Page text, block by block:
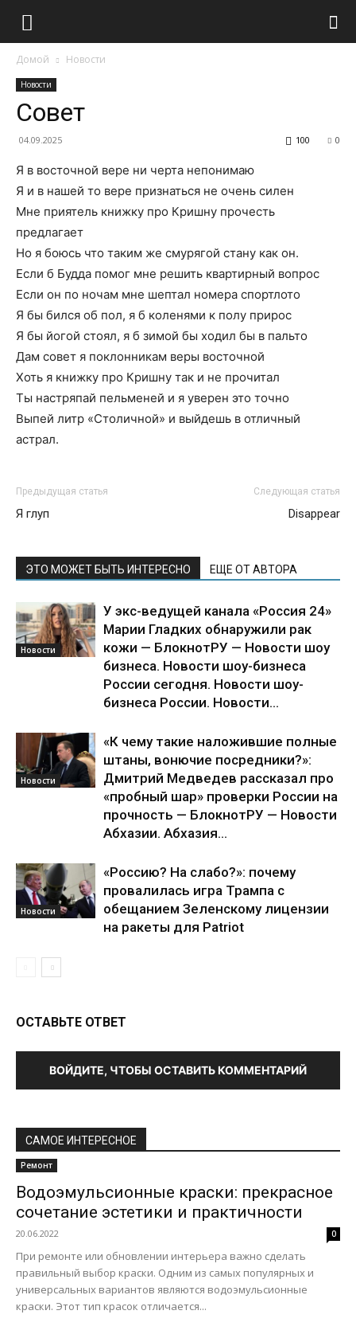
Домой Новости
Новости
Совет
04.09.2025 0
100
Я в восточной вере ни черта непонимаю
Я и в нашей то вере признаться не очень силен
Мне приятель книжку про Кришну прочесть
предлагает
Но я боюсь что таким же смурягой стану как он.
Если б Будда помог мне решить квартирный вопрос
Если он по ночам мне шептал номера спортлото
Я бы бился об пол, я б коленями к полу прирос
Я бы йогой стоял, я б зимой бы ходил бы в пальто
Дам совет я поклонникам веры восточной
Хоть я книжку про Кришну так и не прочитал
Ты настряпай пельменей и я уверен это точно
Выпей литр «Столичной» и выйдешь в отличный
астрал.
Предыдущая статья
Я глуп
Следующая статья
Disappear
ЭТО МОЖЕТ БЫТЬ ИНТЕРЕСНО ЕЩЕ ОТ АВТОРА
Новости
У экс-ведущей канала «Россия 24»
Марии Гладких обнаружили рак
кожи — БлокнотРУ — Новости шоу
бизнеса. Новости шоу-бизнеса
России сегодня. Новости шоу-
бизнеса России. Новости...
Новости
«К чему такие наложившие полные
штаны, вонючие посредники?»:
Дмитрий Медведев рассказал про
«пробный шар» проверки России на
прочность — БлокнотРУ — Новости
Абхазии. Абхазия...
Новости
«Россию? На слабо?»: почему
провалилась игра Трампа с
обещанием Зеленскому лицензии
на ракеты для Patriot
ОСТАВЬТЕ ОТВЕТ
ВОЙДИТЕ, ЧТОБЫ ОСТАВИТЬ КОММЕНТАРИЙ
САМОЕ ИНТЕРЕСНОЕ
Ремонт
Водоэмульсионные краски: прекрасное
сочетание эстетики и практичности
20.06.2022 0
При ремонте или обновлении интерьера важно сделать
правильный выбор краски. Одним из самых популярных и
универсальных вариантов являются водоэмульсионные
краски. Этот тип красок отличается...